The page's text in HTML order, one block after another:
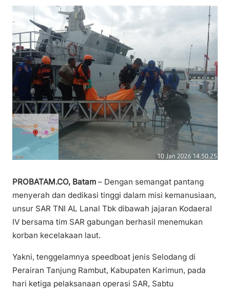
PROBATAM.CO, Batam – Dengan semangat pantang
menyerah dan dedikasi tinggi dalam misi kemanusiaan,
unsur SAR TNI AL Lanal Tbk dibawah jajaran Kodaeral
IV bersama tim SAR gabungan berhasil menemukan
korban kecelakaan laut.
Yakni, tenggelamnya speedboat jenis Selodang di
Perairan Tanjung Rambut, Kabupaten Karimun, pada
hari ketiga pelaksanaan operasi SAR, Sabtu